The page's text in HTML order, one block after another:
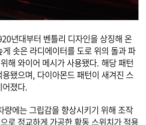
년대부터 벤틀리 디자인을 상징해 온
솟은 라디에이터를 도로 위의 돌과 파
해 와이어 메시가 사용됐다. 해당 패턴
됐으며, 다이아몬드 패턴이 새겨진 스
어졌다.
량에는 그립감을 향상시키기 위해 조작
로 정교하게 가공한 황동 스위치가 적용